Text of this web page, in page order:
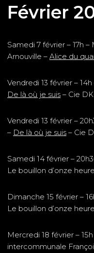
contenu
Février
Samedi 7 février – 17h
Arnouville – Alice du
Vendredi 13 février –
De là où je suis – Cie
Vendredi 13 février –
– De là où je suis – Cie
Samedi 14 février –
Le bouillon d’onze
Dimanche 15 février –
Le bouillon d’onze
Mercredi 18 février –
intercommunale